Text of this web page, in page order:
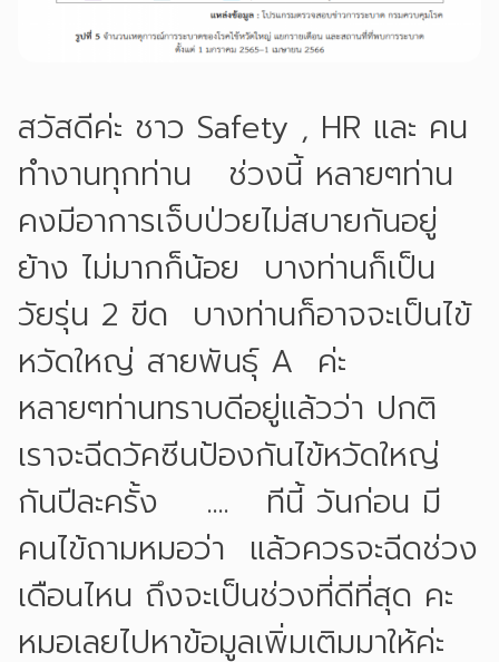
สวัสดีค่ะ ชาว Safety , HR และ คน
ทำงานทุกท่าน ช่วงนี้ หลายๆท่าน
คงมีอาการเจ็บป่วยไม่สบายกันอยู่
ย้าง ไม่มากก็น้อย บางท่านก็เป็น
วัยรุ่น 2 ขีด บางท่านก็อาจจะเป็นไข้
หวัดใหญ่ สายพันธุ์ A ค่ะ
หลายๆท่านทราบดีอยู่แล้วว่า ปกติ
เราจะฉีดวัคซีนป้องกันไข้หวัดใหญ่
กันปีละครั้ง .... ทีนี้ วันก่อน มี
คนไข้ถามหมอว่า แล้วควรจะฉีดช่วง
เดือนไหน ถึงจะเป็นช่วงที่ดีที่สุด คะ
หมอเลยไปหาข้อมูลเพิ่มเติมมาให้ค่ะ